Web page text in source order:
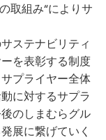
取組み“によりサ
ステナビリティ
を表彰する制度
プライヤー全体
に対するサプラ
のしまむらグル
展に繋げていく